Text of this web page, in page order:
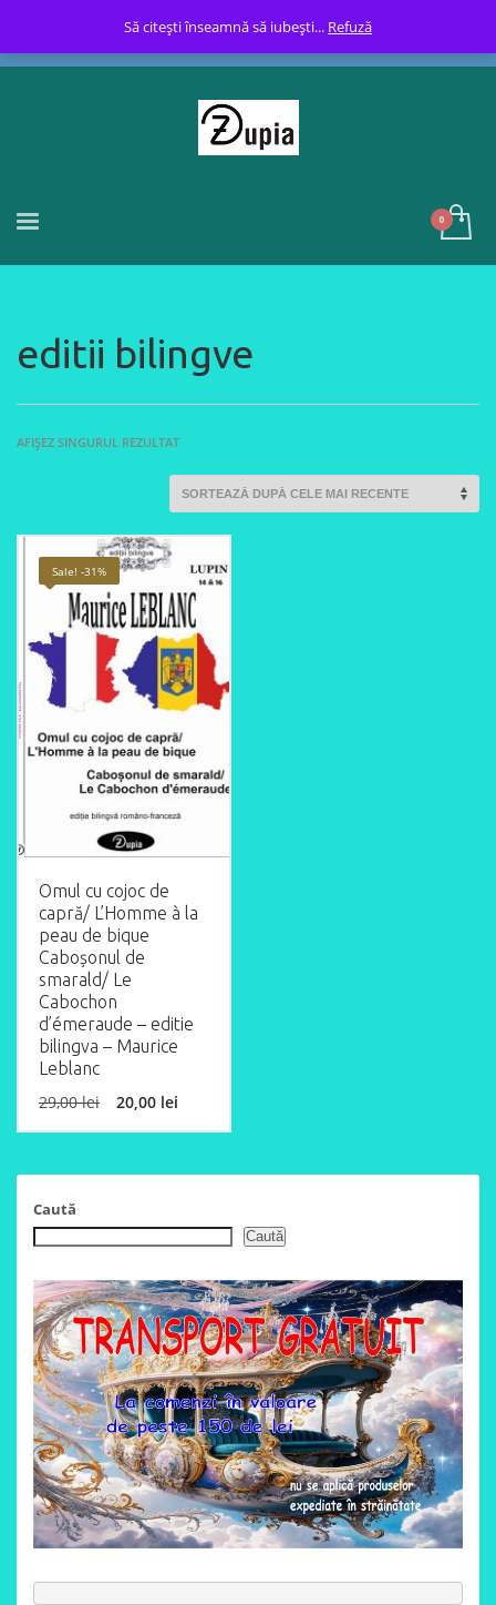
editii bilingve
AFIȘEZ SINGURUL REZULTAT
Sale! -31%
Omul cu cojoc de
capră/ L’Homme à la
peau de bique
Caboșonul de
smarald/ Le
Cabochon
d’émeraude – editie
bilingva – Maurice
Leblanc
29,00lei Original
price
was:
20,00 lei
is:
Caută
Caută
Să citești înseamnă să iubești... Refuză